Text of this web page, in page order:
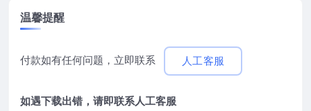
温馨提醒
付款如有任何问题，立即联系 人工客服
如遇下载出错，请即联系人工客服